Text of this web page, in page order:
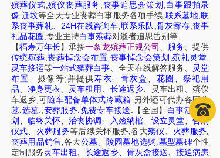
殡葬仪式 殡仪丧葬服务 丧事追思会策划 白事跟拍录
像 迁坟等全天专业丧葬白事服务各项手续 联系墓地 ,联
系丧事葬礼、24H在线咨询车 联系乐队 骨灰寄存, 丧事
礼品花圈 专业主持白事殡葬对逝者追思告别等.
【福寿万年长 】承接一条龙殡葬正规公司 、 服务、提供
传统殡葬 丧葬悼念会布置 丧事悼念会策划 殡礼灵堂
灵车接运等一站式殡葬白事、 全天在线解答服务、
灵堂
布置、摄像等;并提供寿衣、 骨灰盒 、 花圈 、祭祀用
品、 净身更衣、 灵车租用 、 长途返乡、 灵车出租 、殡仪
车返乡 可 随车配备单体式冷藏箱 另外还可代办各区公
墓 选墓 安葬服务 免费专车接送 【全国】 白事活动策
划 、 临终关怀、治丧协调 、 入殓纳棺、 设立灵堂、告别
仪式、 火葬服务等后续关怀服务,各大殡仪 、 火葬服务,
丧葬用品销售 ,各大公墓、 陵园墓地选购,墓型墓碑个性
定制服务 灵车出租 、长途返乡、 骨灰盒接送、接送病患